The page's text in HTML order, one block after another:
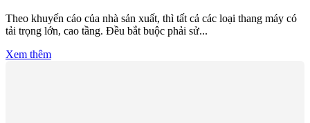
Theo khuyến cáo của nhà sản xuất, thì tất cả các loại thang máy có
tải trọng lớn, cao tầng. Đều bắt buộc phải sử...
Xem thêm